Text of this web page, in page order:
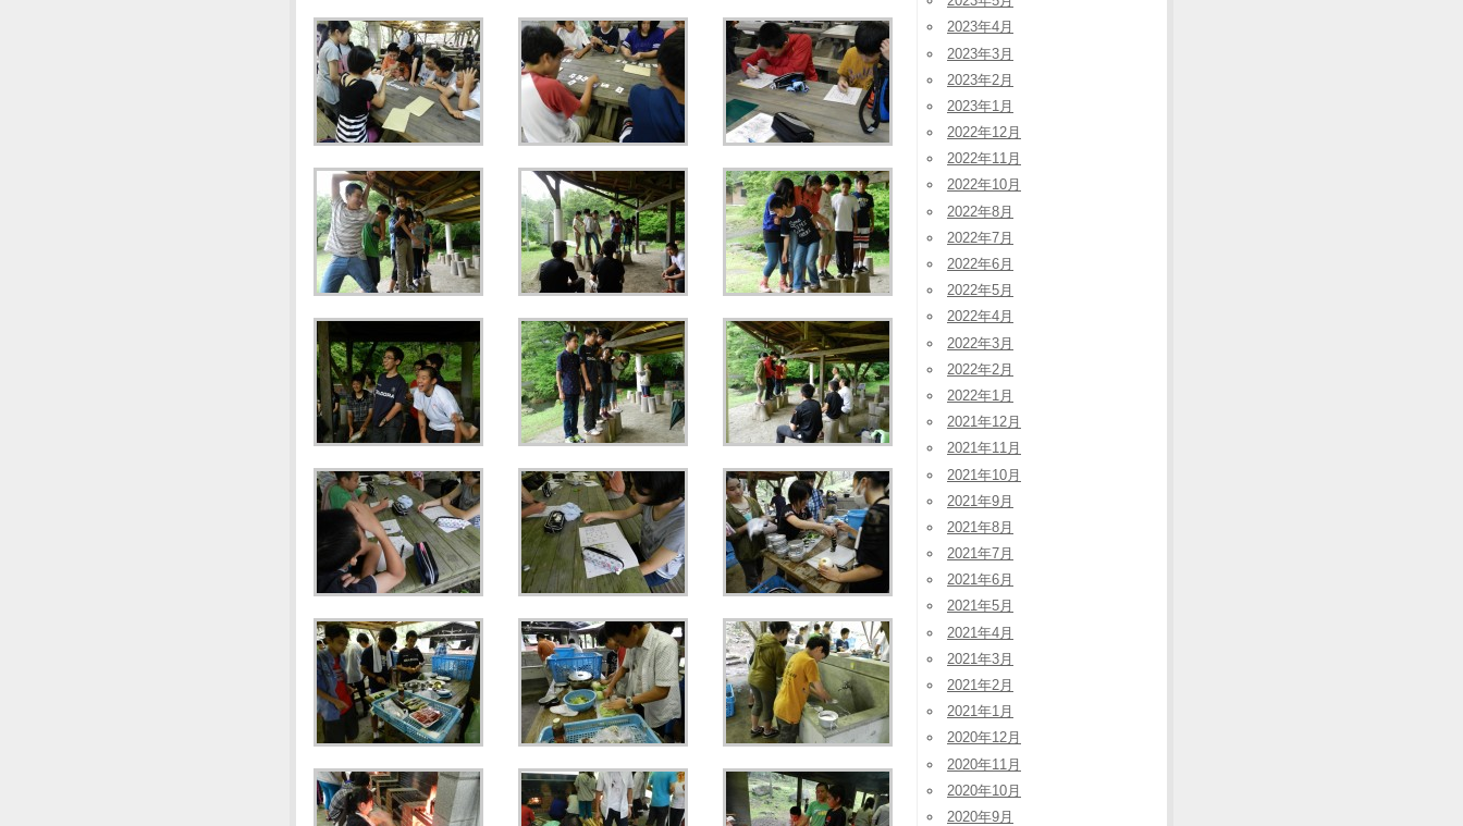
2023年4月
2023年3月
2023年2月
2023年1月
2022年12月
2022年11月
2022年10月
2022年8月
2022年7月
2022年6月
2022年5月
2022年4月
2022年3月
2022年2月
2022年1月
2021年12月
2021年11月
2021年10月
2021年9月
2021年8月
2021年7月
2021年6月
2021年5月
2021年4月
2021年3月
2021年2月
2021年1月
2020年12月
2020年11月
2020年10月
2020年9月